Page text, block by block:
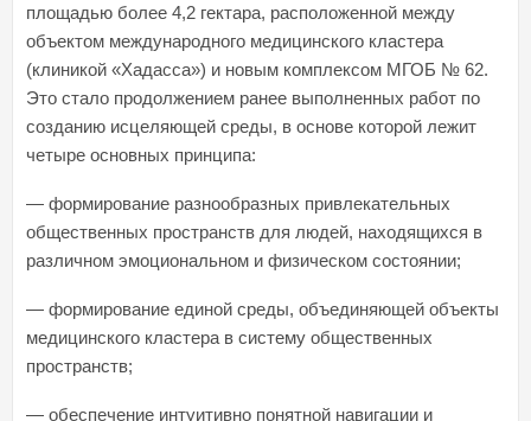
площадью более 4,2 гектара, расположенной между
объектом международного медицинского кластера
(клиникой «Хадасса») и новым комплексом МГОБ № 62.
Это стало продолжением ранее выполненных работ по
созданию исцеляющей среды, в основе которой лежит
четыре основных принципа:
— формирование разнообразных привлекательных
общественных пространств для людей, находящихся в
различном эмоциональном и физическом состоянии;
— формирование единой среды, объединяющей объекты
медицинского кластера в систему общественных
пространств;
— обеспечение интуитивно понятной навигации и